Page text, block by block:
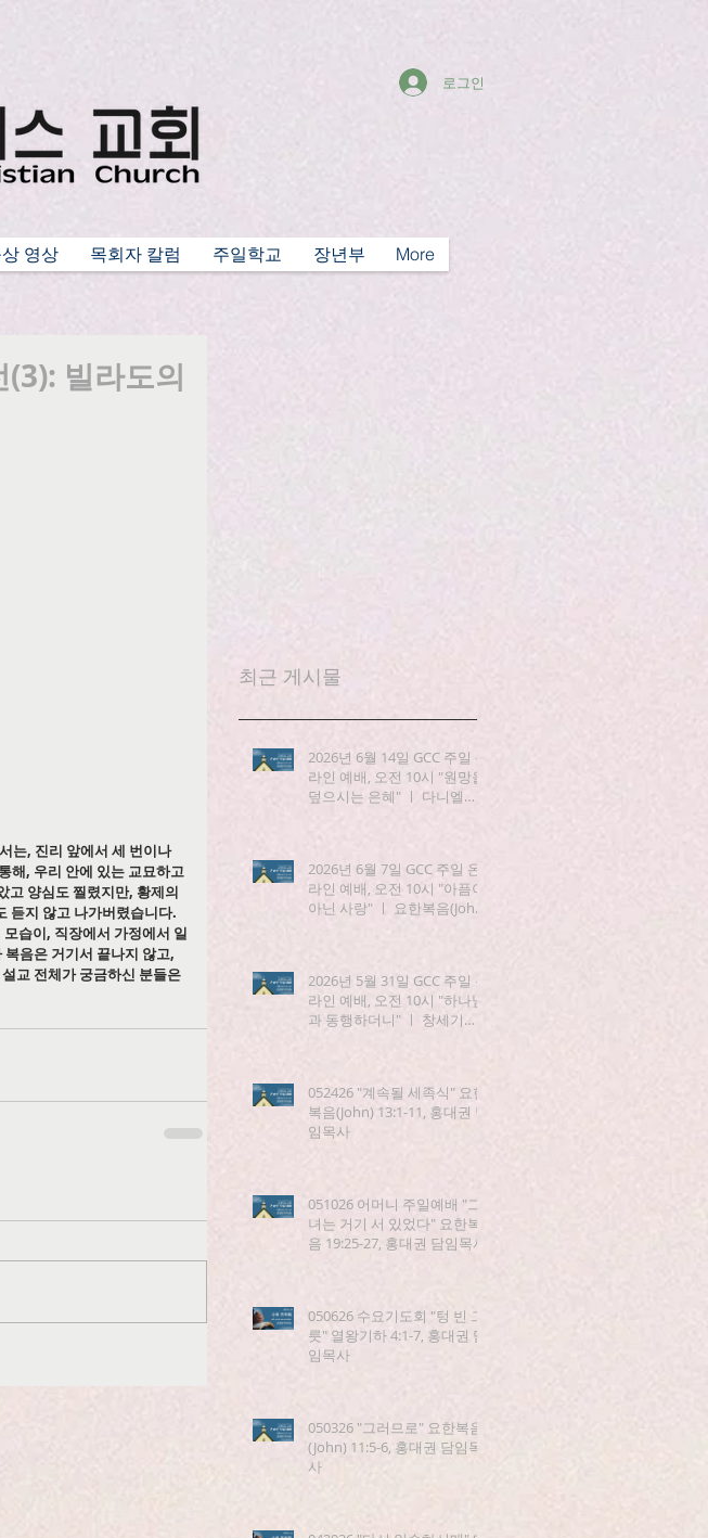
로그인
영상 목회자 칼럼 주일학교 장년부 More
빌라도의
는, 진리 앞에서 세 번이나
해, 우리 안에 있는 교묘하고
고 양심도 찔렸지만, 황제의
듣지 않고 나가버렸습니다.
습이, 직장에서 가정에서 일
음은 거기서 끝나지 않고,
교 전체가 궁금하신 분들은
최근 게시물
2026년 6월 14일 GCC 주일 온
라인 예배, 오전 10시 "원망을
덮으시는 은혜" ㅣ 다니엘
2026년 6월 7일 GCC 주일 온
라인 예배, 오전 10시 "아픔이
아닌 사랑" ㅣ 요한복음(John)
2026년 5월 31일 GCC 주일 온
라인 예배, 오전 10시 "하나님
과 동행하더니" ㅣ 창세기
052426 "계속될 세족식" 요한
복음(John) 13:1-11, 홍대권 담
임목사
051026 어머니 주일예배 "그
녀는 거기 서 있었다" 요한복
음 19:25-27, 홍대권 담임목사
050626 수요기도회 "텅 빈 그
릇" 열왕기하 4:1-7, 홍대권 담
임목사
050326 "그러므로" 요한복음
(John) 11:5-6, 홍대권 담임목
사